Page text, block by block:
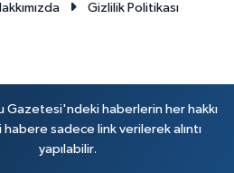
Gizlilik Politikası
Gazetesi'ndeki haberlerin her hakkı
habere sadece link verilerek alıntı
yapılabilir.